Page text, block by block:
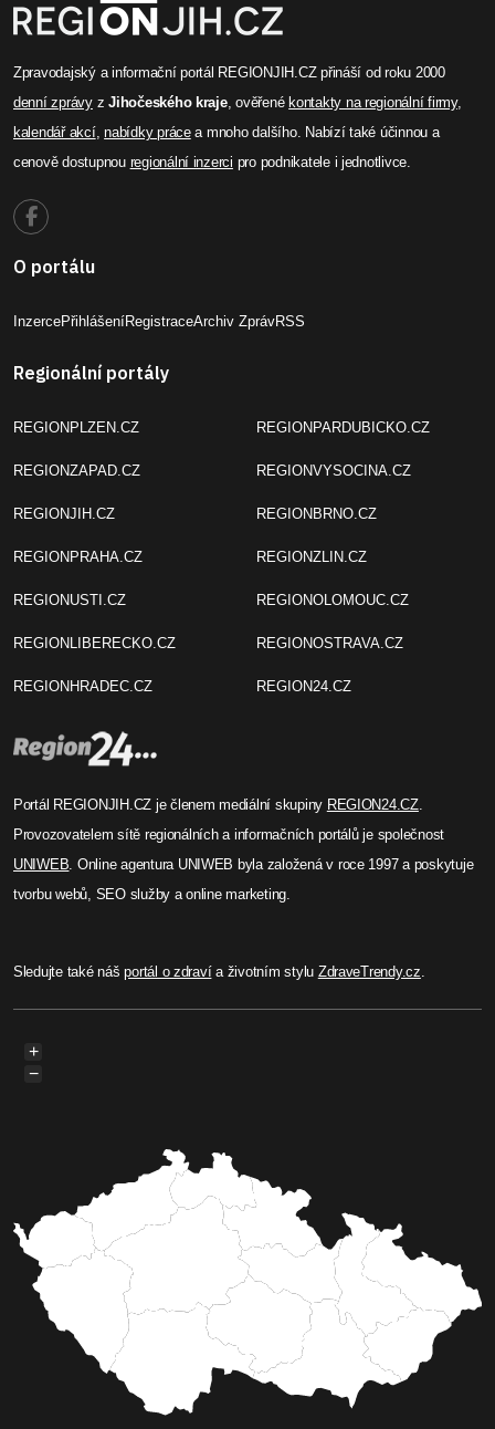
Zpravodajský a informační portál REGIONJIH.CZ přináší od roku 2000
denní zprávyzJihočeského kraje, ověřené kontakty na regionální firmy,
kalendář akcí,nabídky prácea mnoho dalšího. Nabízí také účinnou a
cenově dostupnou regionální inzerci pro podnikatele i jednotlivce.
O portálu
InzercePřihlášeníRegistraceArchiv ZprávRSS
Regionální portály
REGIONPLZEN.CZ
REGIONZAPAD.CZ
REGIONJIH.CZ
REGIONPRAHA.CZ
REGIONUSTI.CZ
REGIONLIBERECKO.CZ
REGIONHRADEC.CZ
REGIONPARDUBICKO.CZ
REGIONVYSOCINA.CZ
REGIONBRNO.CZ
REGIONZLIN.CZ
REGIONOLOMOUC.CZ
REGIONOSTRAVA.CZ
REGION24.CZ
Portál REGIONJIH.CZ je členem mediální skupiny REGION24.CZ.
Provozovatelem sítě regionálních a informačních portálů je společnost
UNIWEB . Online agentura UNIWEB byla založená v roce 1997 a poskytuje
tvorbu webů, SEO služby a online marketing.
Sledujte také nášportál o zdravía životním stylu ZdraveTrendy.cz
+
−